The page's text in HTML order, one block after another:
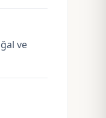
ve